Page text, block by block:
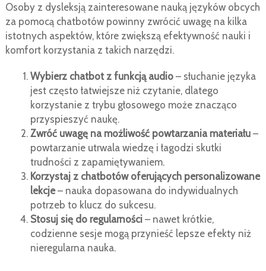
Osoby z dysleksją zainteresowane nauką języków obcych
za pomocą chatbotów powinny zwrócić uwagę na kilka
istotnych aspektów, które zwiększą efektywność nauki i
komfort korzystania z takich narzędzi.
Wybierz chatbot z funkcją audio – słuchanie języka
jest często łatwiejsze niż czytanie, dlatego
korzystanie z trybu głosowego może znacząco
przyspieszyć naukę.
Zwróć uwagę na możliwość powtarzania materiału –
powtarzanie utrwala wiedzę i łagodzi skutki
trudności z zapamiętywaniem.
Korzystaj z chatbotów oferujących personalizowane
lekcje– nauka dopasowana do indywidualnych
potrzeb to klucz do sukcesu.
Stosuj się do regularności – nawet krótkie,
codzienne sesje mogą przynieść lepsze efekty niż
nieregularna nauka.